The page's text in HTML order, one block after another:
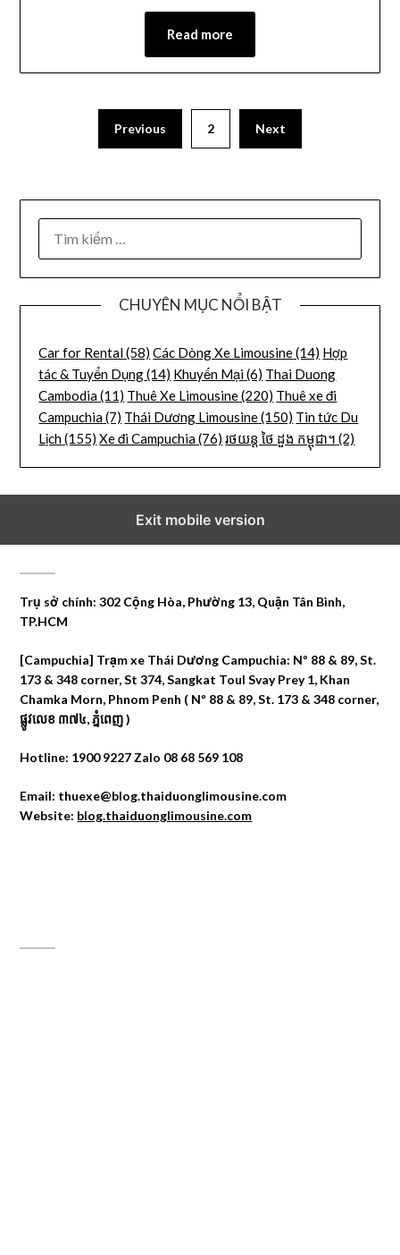
Read more
Previous 2 Next
CHUYÊN MỤC NỔI BẬT
Car for Rental(58) Các Dòng Xe Limousine(14) Hợp
tác & Tuyển Dụng(14) Khuyến Mại(6) Thai Duong
Cambodia(11) Thuê Xe Limousine(220) Thuê xe đi
Campuchia(7) Thái Dương Limousine(150) Tin tức Du
Lịch(155) Xe đi Campuchia(76) រថយន្ត ថៃ ដួង កម្ពុជា។ (2)
Trụ sở chính: 302 Cộng Hòa, Phường 13, Quận Tân Bình,
TP.HCM
[Campuchia] Trạm xe Thái Dương Campuchia: Nº 88 & 89, St.
173 & 348 corner, St 374, Sangkat Toul Svay Prey 1, Khan
Chamka Morn, Phnom Penh ( Nº 88 & 89, St. 173 & 348 corner,
ផ្លូវលេខ ៣៧៤, ភ្នំពេញ )
Hotline: 1900 9227 Zalo 08 68 569 108
Email: thuexe@blog.thaiduonglimousine.com
Website: blog.thaiduonglimousine.com
Exit mobile version